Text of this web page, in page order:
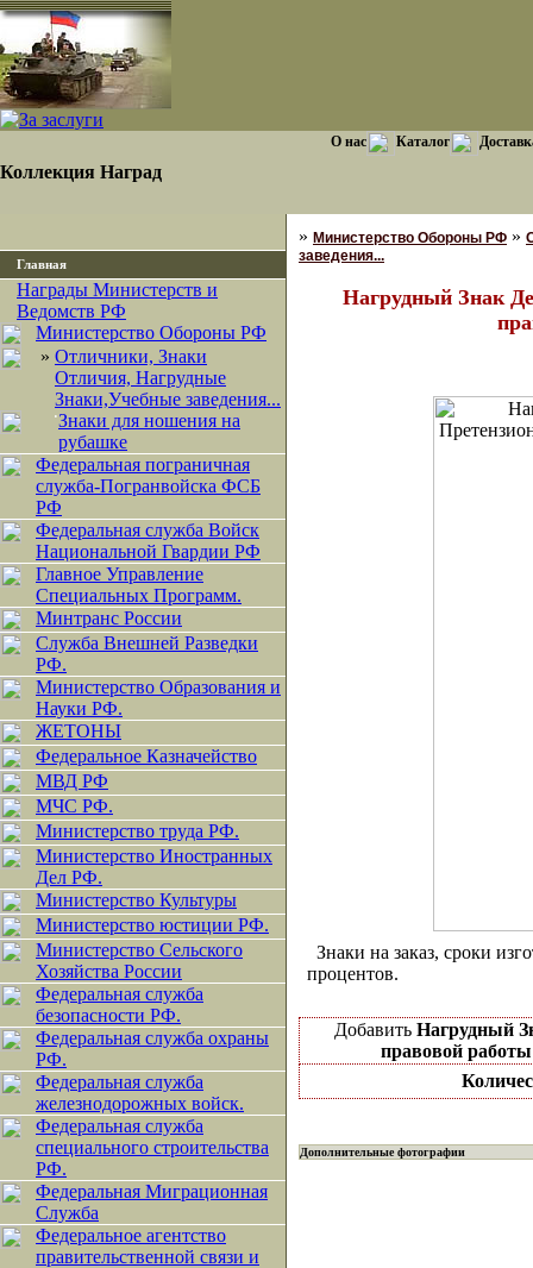
Коллекция Наград
О нас Каталог
Главная
Награды Министерств и
Ведомств РФ
Министерство Обороны РФ
» Отличники, Знаки
Отличия, Нагрудные
Знаки,Учебные заведения...
·Знаки для ношения на
рубашке
Федеральная пограничная
служба-Погранвойска ФСБ
РФ
Федеральная служба Войск
Национальной Гвардии РФ
Главное Управление
Специальных Программ.
Минтранс России
Служба Внешней Разведки
РФ.
Министерство Образования и
Науки РФ.
ЖЕТОНЫ
Федеральное Казначейство
МВД РФ
МЧС РФ.
Министерство труда РФ.
Министерство Иностранных
Дел РФ.
Министерство Культуры
Министерство юстиции РФ.
Министерство Сельского
Хозяйства России
Федеральная служба
безопасности РФ.
Федеральная служба охраны
РФ.
Федеральная служба
железнодорожных войск.
Федеральная служба
специального строительства
РФ.
Федеральная Миграционная
Служба
Федеральное агентство
правительственной связи и
» Министерство Обороны РФ »
заведения...
Нагрудный Знак
Знаки на заказ, сроки
процентов.
Добавить Нагрудный
правовой
Дополнительные фотографии